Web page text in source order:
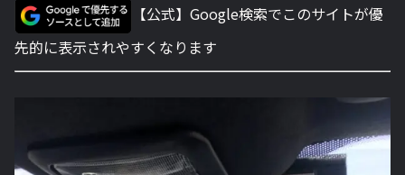
【公式】Google検索でこのサイトが優
先的に表示されやすくなります